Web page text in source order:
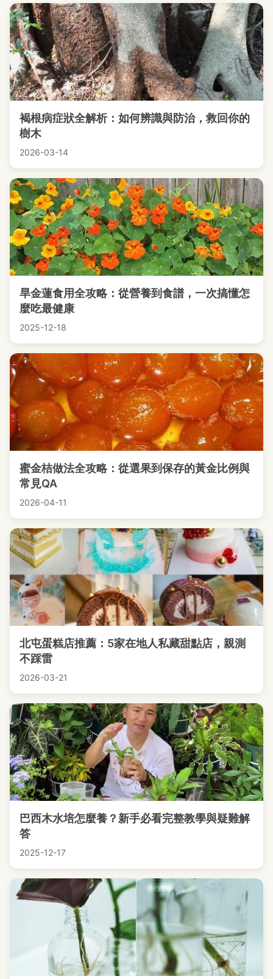
褐根病症狀全解析：如何辨識與防治，救回你的
樹木
2026-03-14
旱金蓮食用全攻略：從營養到食譜，一次搞懂怎
麼吃最健康
2025-12-18
蜜金桔做法全攻略：從選果到保存的黃金比例與
常見QA
2026-04-11
北屯蛋糕店推薦：5家在地人私藏甜點店，親測
不踩雷
2026-03-21
巴西木水培怎麼養？新手必看完整教學與疑難解
答
2025-12-17